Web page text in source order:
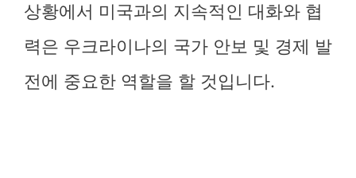
상황에서 미국과의 지속적인 대화와 협
력은 우크라이나의 국가 안보 및 경제 발
전에 중요한 역할을 할 것입니다.